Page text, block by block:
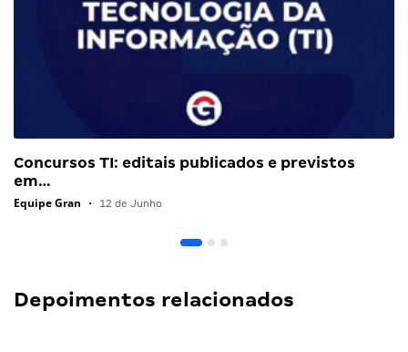
Concursos TI: editais publicados e previstos
em…
Equipe Gran • 12 de Junho
Depoimentos relacionados